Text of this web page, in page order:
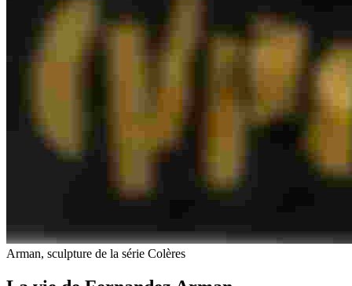
Arman, sculpture de la série Colères